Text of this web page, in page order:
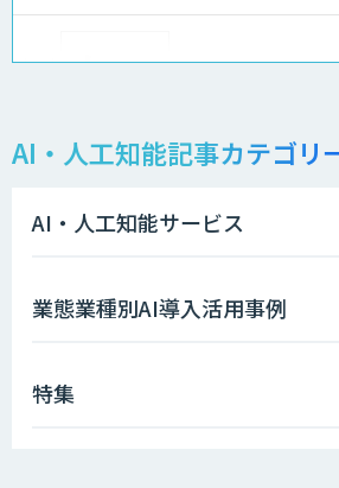
地理空間DX ソリ
製造業特化型オー
ソフトクリエイト
AI・人工知能記事カテゴリ
AI・人工知能サービス
業態業種別AI導入活用事例
特集